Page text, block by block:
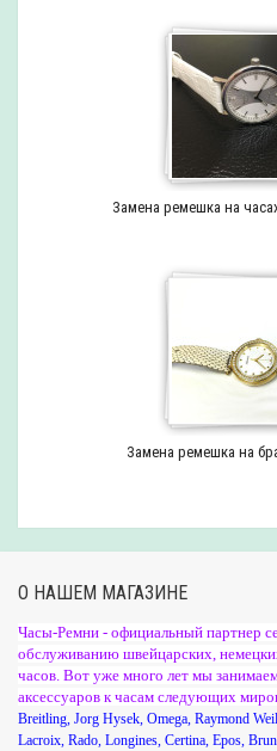
Замена ремешка на
Замена ремешка на
О НАШЕМ МАГАЗИНЕ
Часы-Ремни - официальный партнер
обслуживанию швейцарских,
часов. Вот уже много лет мы
аксессуаров к часам следующих
Breitling, Jorg Hysek, Omega, Raymond Weil
Lacroix, Rado, Longines, Certina, Epos,